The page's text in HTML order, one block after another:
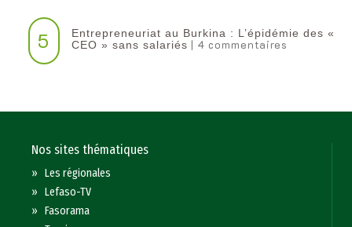
5
Entrepreneuriat au Burkina : L’épidémie des «
CEO » sans salariés | 4 commentaires
Nos sites thématiques
»Les régionales
»Lefaso-TV
»Fasorama